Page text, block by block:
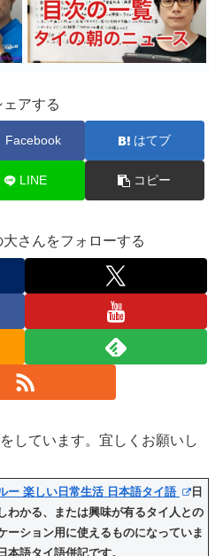
ェアする
Facebook はてブ
LINE コピー
さんをフォローする
しています。宜しくお願いし
ー 楽しい日常生活 日本語タイ語
日
わかる、または興味が有るタイ人との
ーション用に使えるものになっていま
本語タイ語併記です。